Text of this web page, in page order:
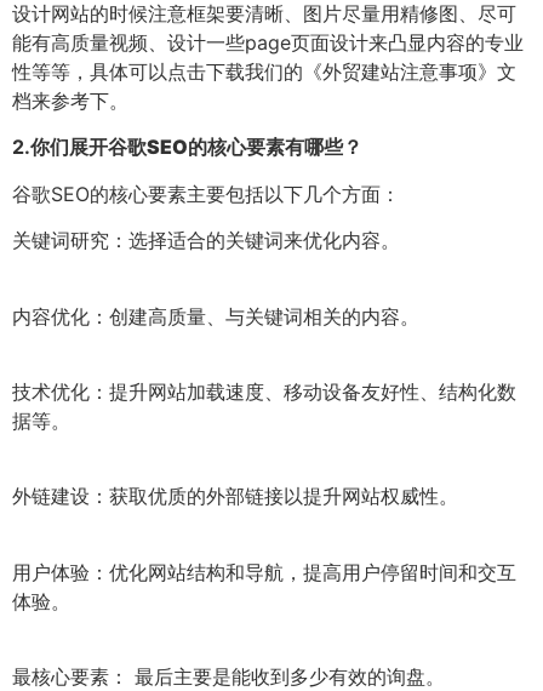
设计网站的时候注意框架要清晰、图片尽量用精修图、尽可
能有高质量视频、设计一些page页面设计来凸显内容的专业
性等等，具体可以点击下载我们的《外贸建站注意事项》文
档来参考下。
2.你们展开谷歌SEO的核心要素有哪些？
谷歌SEO的核心要素主要包括以下几个方面：
关键词研究：选择适合的关键词来优化内容。
内容优化：创建高质量、与关键词相关的内容。
技术优化：提升网站加载速度、移动设备友好性、结构化数
据等。
外链建设：获取优质的外部链接以提升网站权威性。
用户体验：优化网站结构和导航，提高用户停留时间和交互
体验。
最核心要素： 最后主要是能收到多少有效的询盘。